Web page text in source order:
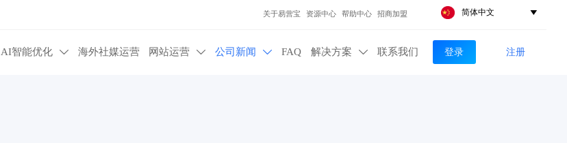
关于易营宝 资源中心 帮助中心 招商加盟 简体中文 
AI智能优化  海外社媒运营 网站运营  公司新闻  FAQ 解决方案  联系我们 登录 注册